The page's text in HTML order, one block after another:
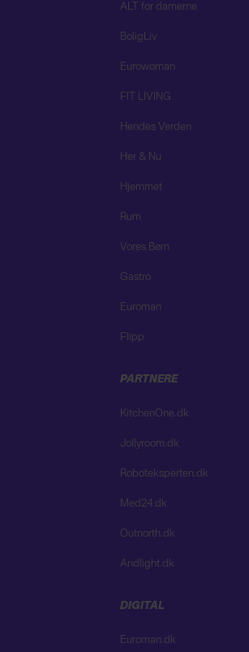
ALT for damerne
BoligLiv
Eurowoman
FIT LIVING
Hendes Verden
Her & Nu
Hjemmet
Rum
Vores Børn
Gastro
Euroman
Flipp
PARTNERE
KitchenOne.dk
Jollyroom.dk
Roboteksperten.dk
Med24.dk
Outnorth.dk
Andlight.dk
DIGITAL
Euroman.dk